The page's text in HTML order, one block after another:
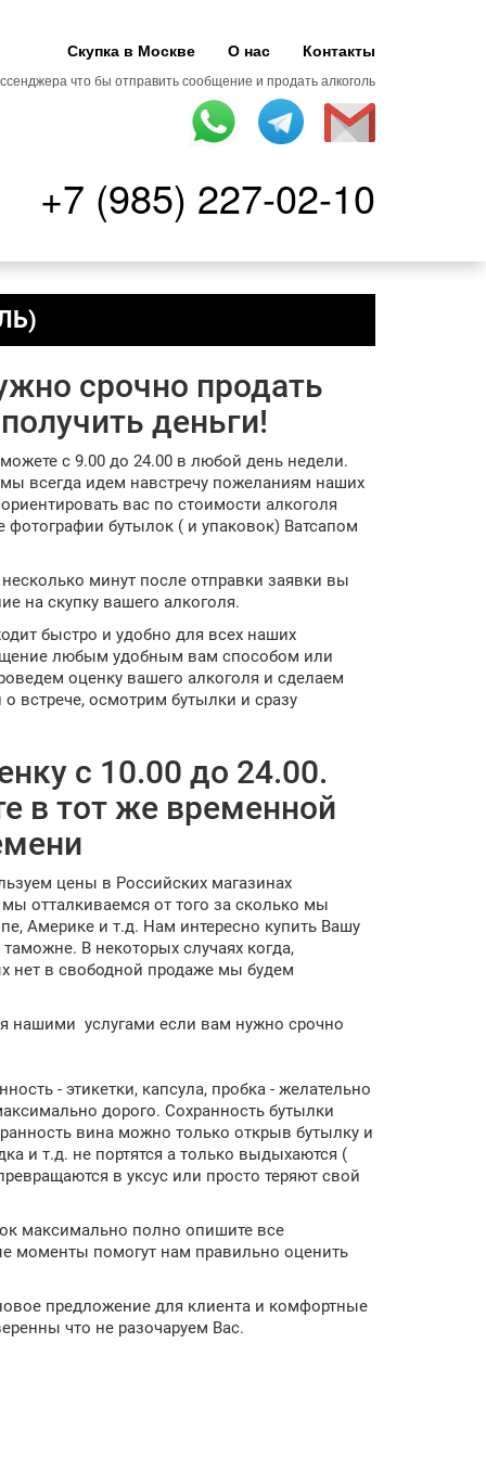
Скупка в Москве О нас Контакты
что бы отправить сообщение и продать алкоголь
+7 (985) 227-02-10
срочно продать
деньги!
с 9.00 до 24.00 в любой день недели.
всегда идем навстречу пожеланиям наших
вас по стоимости алкоголя
фотографии бутылок ( и упаковок) Ватсапом
минут после отправки заявки вы
на скупку вашего алкоголя.
быстро и удобно для всех наших
любым удобным вам способом или
оценку вашего алкоголя и сделаем
встрече, осмотрим бутылки и сразу
с 10.00 до 24.00.
в тот же временной
цены в Российских магазинах
отталкиваемся от того за сколько мы
Америке и т.д. Нам интересно купить Вашу
В некоторых случаях когда,
нет в свободной продаже мы будем
нашими услугами если вам нужно срочно
- этикетки, капсула, пробка - желательно
дорого. Сохранность бутылки
вина можно только открыв бутылку и
и т.д. не портятся а только выдыхаются (
в уксус или просто теряют свой
максимально полно опишите все
моменты помогут нам правильно оценить
предложение для клиента и комфортные
что не разочаруем Вас.